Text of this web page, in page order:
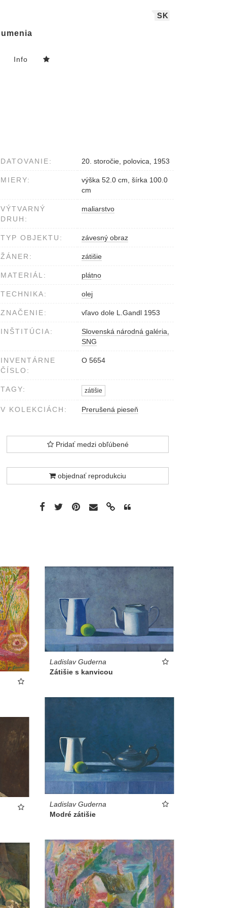
SK
umenia
Info
DATOVANIE: 20. storočie, polovica, 1953
MIERY:
výška 52.0 cm, šírka 100.0
cm
VÝTVARNÝ
DRUH:
maliarstvo
TYP OBJEKTU: závesný obraz
ŽÁNER: zátišie
MATERIÁL: plátno
TECHNIKA: olej
ZNAČENIE: vľavo dole L.Gandl 1953
INŠTITÚCIA:
Slovenská národná galéria,
SNG
INVENTÁRNE
ČÍSLO:
O 5654
TAGY: zátišie
V KOLEKCIÁCH: Prerušená pieseň
Pridať medzi obľúbené
objednať reprodukciu
Ladislav Guderna
Zátišie s kanvicou
Ladislav Guderna
Modré zátišie